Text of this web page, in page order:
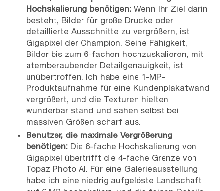
Hochskalierung benötigen:Wenn Ihr Ziel darin
besteht, Bilder für große Drucke oder
detaillierte Ausschnitte zu vergrößern, ist
Gigapixel der Champion. Seine Fähigkeit,
Bilder bis zum 6-fachen hochzuskalieren, mit
atemberaubender Detailgenauigkeit, ist
unübertroffen. Ich habe eine 1-MP-
Produktaufnahme für eine Kundenplakatwand
vergrößert, und die Texturen hielten
wunderbar stand und sahen selbst bei
massiven Größen scharf aus.
Benutzer, die maximale Vergrößerung
benötigen:Die 6-fache Hochskalierung von
Gigapixel übertrifft die 4-fache Grenze von
Topaz Photo AI. Für eine Galerieausstellung
habe ich eine niedrig aufgelöste Landschaft